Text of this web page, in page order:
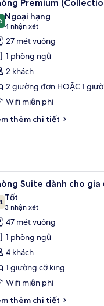
Premium
trên 10
Ngoại hạng
4 nhận xét
(4
nhận
xét)
27 mét vuông
1 phòng ngủ
2 khách
2 giường đơn HOẶC 1
Wifi miễn phí
thêm chi tiết
cản sáng
két bảo mật tại phòng,
6 Suite dành cho gia
trên 10
Tốt
3 nhận xét
(3
nhận
xét)
47 mét vuông
1 phòng ngủ
4 khách
1 giường cỡ king
Wifi miễn phí
thêm chi tiết